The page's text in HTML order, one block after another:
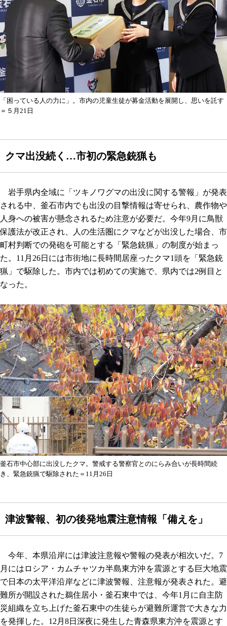
「困っている人の力に」。市内の児童生徒が募金活動を展開し、思いを託す
＝５月21日
クマ出没続く…市初の緊急銃猟も
岩手県内全域に「ツキノワグマの出没に関する警報」が発表
される中、釜石市内でも出没の目撃情報は寄せられ、農作物や
人身への被害が懸念されるため注意が必要だ。今年9月に鳥獣
保護法が改正され、人の生活圏にクマなどが出没した場合、市
町村判断での発砲を可能とする「緊急銃猟」の制度が始まっ
た。11月26日には市街地に長時間居座ったクマ1頭を「緊急銃
猟」で駆除した。市内では初めての実施で、県内では2例目と
なった。
釜石市中心部に出没したクマ。警戒する警察官とのにらみ合いが長時間続
き、緊急銃猟で駆除された＝11月26日
津波警報、初の後発地震注意情報「備えを」
今年、本県沿岸には津波注意報や警報の発表が相次いだ。7
月にはロシア・カムチャツカ半島東方沖を震源とする巨大地震
で日本の太平洋沿岸などに津波警報、注意報が発表された。避
難所が開設された鵜住居小・釜石東中では、今年1月に自主防
災組織を立ち上げた釜石東中の生徒らが避難所運営で大きな力
を発揮した。12月8日深夜に発生した青森県東方沖を震源とす